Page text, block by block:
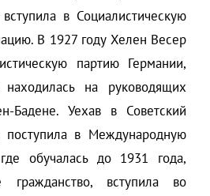
в Социалистическую
В 1927 году Хелен Весер
партию Германии,
на руководящих
Бадене. Уехав в Советский
в Международную
обучалась до 1931 года,
гражданство, вступила во